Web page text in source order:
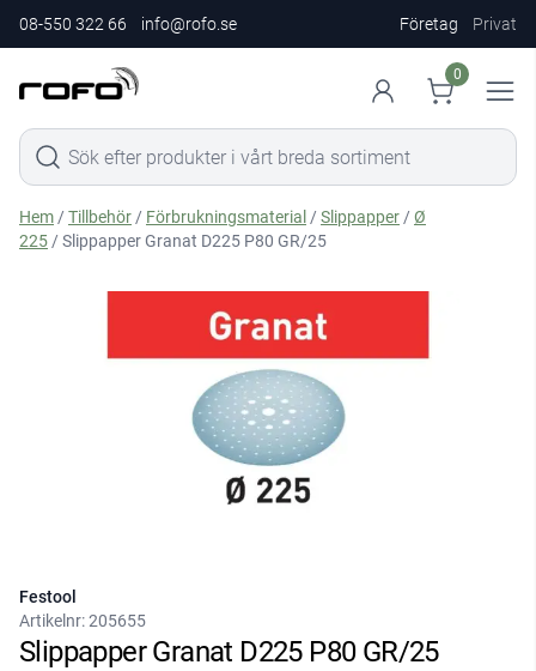
08-550 322 66 info@rofo.se Företag Privat
0
Hem /Tillbehör / Förbrukningsmaterial /Slippapper /Ø
225 / Slippapper Granat D225 P80 GR/25
Festool
Artikelnr:205655
Slippapper Granat D225 P80 GR/25